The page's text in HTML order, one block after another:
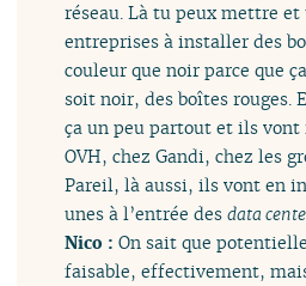
réseau. Là tu peux mettre
entreprises à installer des
couleur que noir parce que
soit noir, des boîtes rouges.
ça un peu partout et ils vont
OVH, chez Gandi, chez les
Pareil, là aussi, ils vont en
unes à l’entrée desdata
Nico :On sait que
faisable, effectivement,